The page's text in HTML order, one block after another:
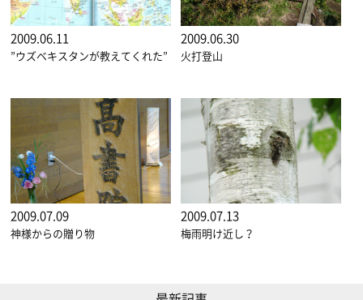
2009.06.11
”ウズベキスタンが教えてくれた”
2009.06.30
火打登山
2009.07.09
神様からの贈り物
2009.07.13
梅雨明け近し？